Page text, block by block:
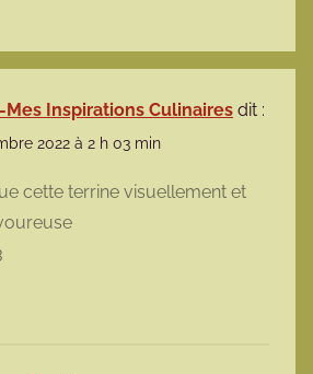
Mes Inspirations Culinaires dit :
2022 à 2 h 03 min
cette terrine visuellement et